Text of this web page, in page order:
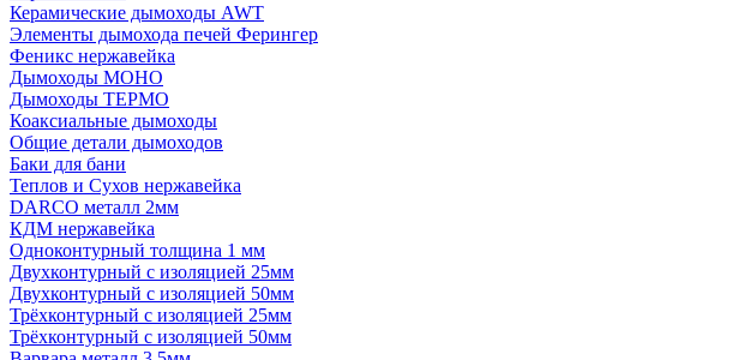
Керамические дымоходы AWT
Элементы дымохода печей Ферингер
Феникс нержавейка
Дымоходы МОНО
Дымоходы ТЕРМО
Коаксиальные дымоходы
Общие детали дымоходов
Баки для бани
Теплов и Сухов нержавейка
DARCO металл 2мм
КДМ нержавейка
Одноконтурный толщина 1 мм
Двухконтурный с изоляцией 25мм
Двухконтурный с изоляцией 50мм
Трёхконтурный с изоляцией 25мм
Трёхконтурный с изоляцией 50мм